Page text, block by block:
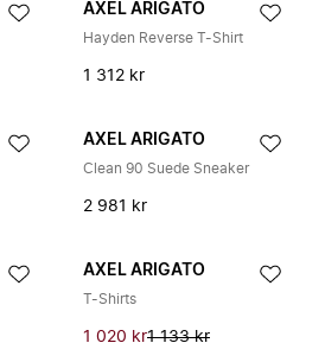
AXEL ARIGATO
Hayden Reverse T-Shirt
1 312 kr
AXEL ARIGATO
Clean 90 Suede Sneaker
2 981 kr
AXEL ARIGATO
T-Shirts
1 020 kr1 133 kr